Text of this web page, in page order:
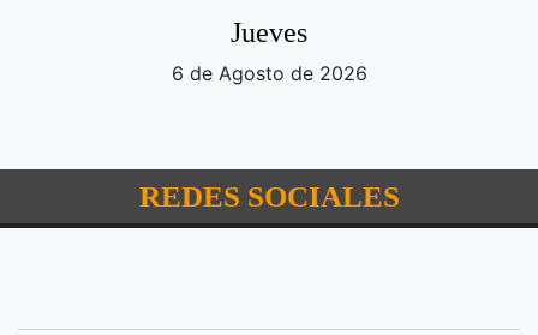
Jueves
6 de Agosto de 2026
REDES SOCIALES